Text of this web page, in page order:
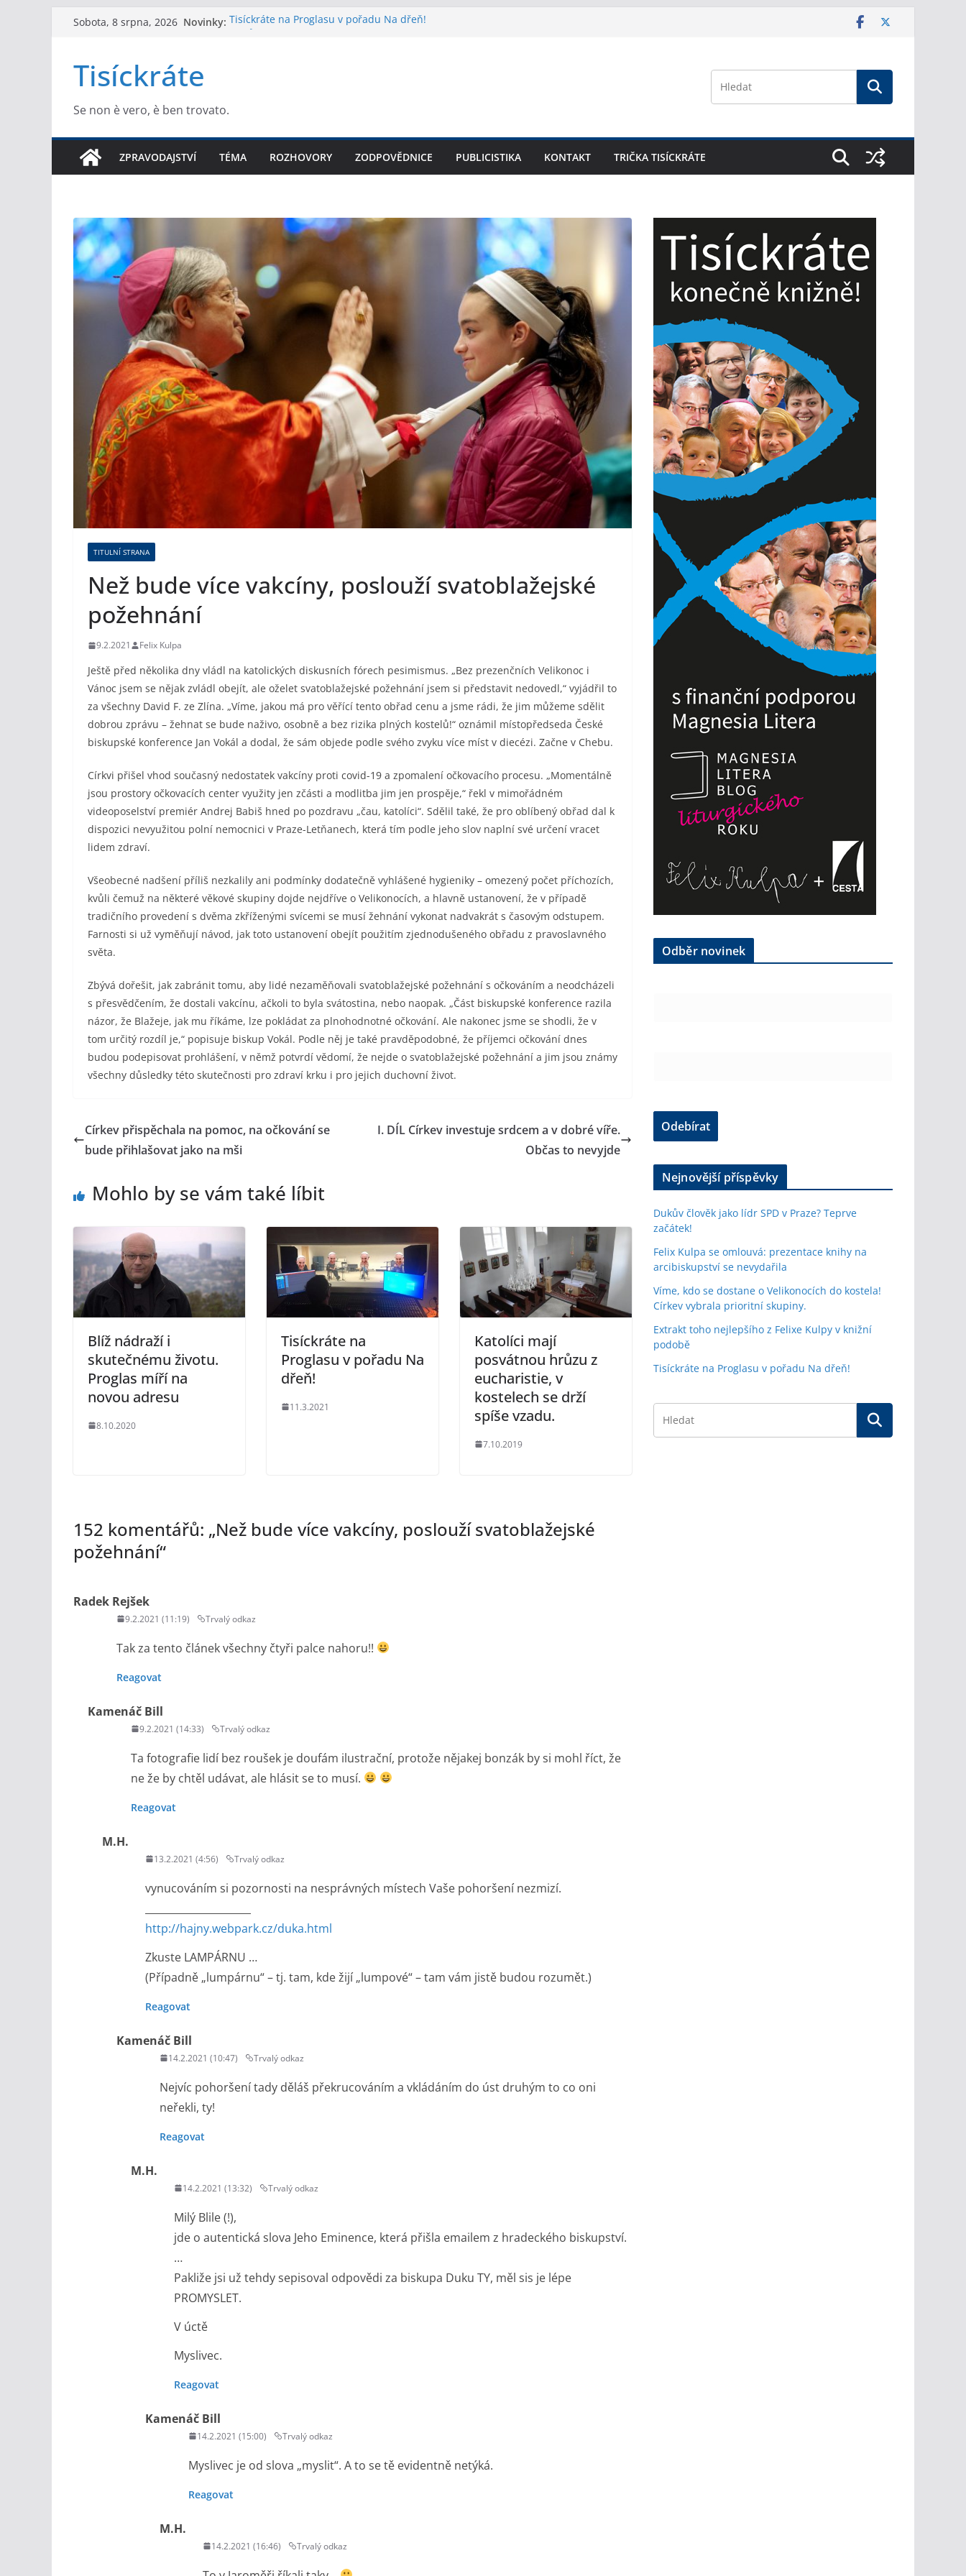
Přeskočit
Sobota, 8 srpna, 2026 Novinky: Tisíckráte na Proglasu v pořadu Na dřeň!
Tisíckráte
Se non è vero, è ben trovato.
ZPRAVODAJSTVÍ TÉMA ROZHOVORY ZODPOVĚDNICE PUBLICISTIKA KONTAKT TRIČKA TISÍCKRÁTE
TITULNÍ STRANA
Než bude více vakcíny, poslouží svatoblažejské
požehnání
9.2.2021 Felix Kulpa
Ještě před několika dny vládl na katolických diskusních fórech pesimismus. „Bez prezenčních Velikonoc i
Vánoc jsem se nějak zvládl obejít, ale oželet svatoblažejské požehnání jsem si představit nedovedl,“ vyjádřil to
za všechny David F. ze Zlína. „Víme, jakou má pro věřící tento obřad cenu a jsme rádi, že jim můžeme sdělit
dobrou zprávu – žehnat se bude naživo, osobně a bez rizika plných kostelů!“ oznámil místopředseda České
biskupské konference Jan Vokál a dodal, že sám objede podle svého zvyku více míst v diecézi. Začne v Chebu.
Církvi přišel vhod současný nedostatek vakcíny proti covid-19 a zpomalení očkovacího procesu. „Momentálně
jsou prostory očkovacích center využity jen zčásti a modlitba jim jen prospěje,“ řekl v mimořádném
videoposelství premiér Andrej Babiš hned po pozdravu „čau, katolíci“. Sdělil také, že pro oblíbený obřad dal k
dispozici nevyužitou polní nemocnici v Praze-Letňanech, která tím podle jeho slov naplní své určení vracet
lidem zdraví.
Všeobecné nadšení příliš nezkalily ani podmínky dodatečně vyhlášené hygieniky – omezený počet příchozích,
kvůli čemuž na některé věkové skupiny dojde nejdříve o Velikonocích, a hlavně ustanovení, že v případě
tradičního provedení s dvěma zkříženými svícemi se musí žehnání vykonat nadvakrát s časovým odstupem.
Farnosti si už vyměňují návod, jak toto ustanovení obejít použitím zjednodušeného obřadu z pravoslavného
světa.
Zbývá dořešit, jak zabránit tomu, aby lidé nezaměňovali svatoblažejské požehnání s očkováním a neodcházeli
s přesvědčením, že dostali vakcínu, ačkoli to byla svátostina, nebo naopak. „Část biskupské konference razila
názor, že Blažeje, jak mu říkáme, lze pokládat za plnohodnotné očkování. Ale nakonec jsme se shodli, že v
tom určitý rozdíl je,“ popisuje biskup Vokál. Podle něj je také pravděpodobné, že příjemci očkování dnes
budou podepisovat prohlášení, v němž potvrdí vědomí, že nejde o svatoblažejské požehnání a jim jsou známy
všechny důsledky této skutečnosti pro zdraví krku i pro jejich duchovní život.
Církev přispěchala na pomoc, na očkování se
bude přihlašovat jako na mši
I. DÍL Církev investuje srdcem a v dobré víře.
Občas to nevyjde
Mohlo by se vám také líbit
Blíž nádraží i
skutečnému životu.
Proglas míří na
novou adresu
8.10.2020
Tisíckráte na
Proglasu v pořadu Na
dřeň!
11.3.2021
Katolíci mají
posvátnou hrůzu z
eucharistie, v
kostelech se drží
spíše vzadu.
7.10.2019
152 komentářů: „Než bude více vakcíny, poslouží svatoblažejské
požehnání“
Radek Rejšek
9.2.2021 (11:19) Trvalý odkaz
Tak za tento článek všechny čtyři palce nahoru!!
Reagovat
Kamenáč Bill
9.2.2021 (14:33) Trvalý odkaz
Ta fotografie lidí bez roušek je doufám ilustrační, protože nějakej bonzák by si mohl říct, že
ne že by chtěl udávat, ale hlásit se to musí.
Reagovat
M.H.
13.2.2021 (4:56) Trvalý odkaz
vynucováním si pozornosti na nesprávných místech Vaše pohoršení nezmizí.
http://hajny.webpark.cz/duka.html
Zkuste LAMPÁRNU …
(Případně „lumpárnu“ – tj. tam, kde žijí „lumpové“ – tam vám jistě budou rozumět.)
Reagovat
Kamenáč Bill
14.2.2021 (10:47) Trvalý odkaz
Nejvíc pohoršení tady děláš překrucováním a vkládáním do úst druhým to co oni
neřekli, ty!
Reagovat
M.H.
14.2.2021 (13:32) Trvalý odkaz
Milý Blile (!),
jde o autentická slova Jeho Eminence, která přišla emailem z hradeckého biskupství.
…
Pakliže jsi už tehdy sepisoval odpovědi za biskupa Duku TY, měl sis je lépe
PROMYSLET.
V úctě
Myslivec.
Reagovat
Kamenáč Bill
14.2.2021 (15:00) Trvalý odkaz
Myslivec je od slova „myslit“. A to se tě evidentně netýká.
Reagovat
M.H.
14.2.2021 (16:46) Trvalý odkaz
Odběr novinek
Nejnovější příspěvky
Dukův člověk jako lídr SPD v Praze? Teprve
začátek!
Felix Kulpa se omlouvá: prezentace knihy na
arcibiskupství se nevydařila
Víme, kdo se dostane o Velikonocích do kostela!
Církev vybrala prioritní skupiny.
Extrakt toho nejlepšího z Felixe Kulpy v knižní
podobě
Tisíckráte na Proglasu v pořadu Na dřeň!